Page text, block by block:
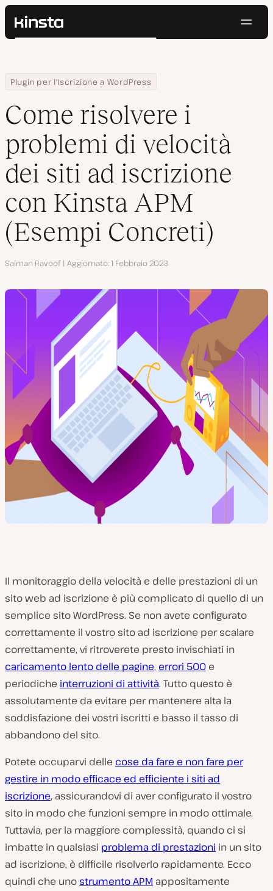
Kinsta®
Prezzi
Contatti
Cerca
Home
Centro Risorse
Blog
Plugin per l'Iscrizione a WordPress
Come risolvere i problemi di velocità dei siti ad iscrizione con
Come risolvere i
problemi di velocità
dei siti ad iscrizione
con Kinsta APM
(Esempi Concreti)
Autore
Salman Ravoof Aggiornato 1 Febbraio 2023
Il monitoraggio della velocità e delle prestazioni di un
sito web ad iscrizione è più complicato di quello di un
semplice sito WordPress. Se non avete configurato
correttamente il vostro sito ad iscrizione per scalare
correttamente, vi ritroverete presto invischiati in
caricamento lento delle pagine, errori 500 e
periodiche interruzioni di attività. Tutto questo è
assolutamente da evitare per mantenere alta la
soddisfazione dei vostri iscritti e basso il tasso di
abbandono del sito.
Potete occuparvi delle cose da fare e non fare per
gestire in modo efficace ed efficiente i siti ad
iscrizione, assicurandovi di aver configurato il vostro
sito in modo che funzioni sempre in modo ottimale.
Tuttavia, per la maggiore complessità, quando ci si
imbatte in qualsiasi problema di prestazioni in un sito
ad iscrizione, è difficile risolverlo rapidamente. Ecco
quindi che unostrumento APM appositamente